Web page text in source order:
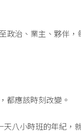
政治、業主、夥伴，
都應該時刻改變。
八小時班的年紀，